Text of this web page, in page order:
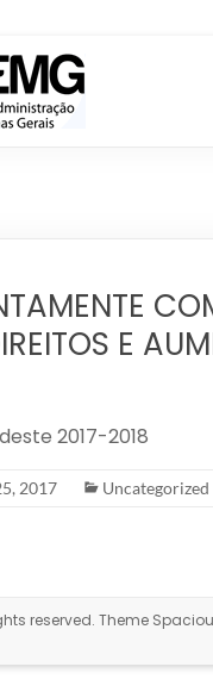
E
2017-2018
2017 Uncategorized
reserved. Theme